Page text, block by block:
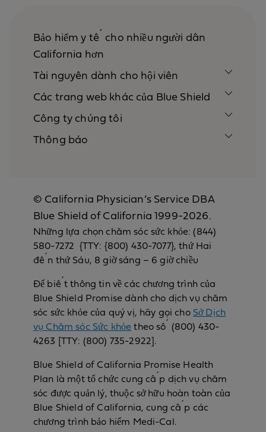
Bảo hiểm y tế cho nhiều người dân
California hơn
Tài nguyên dành cho hội viên
Các trang web khác của Blue Shield
Công ty chúng tôi
Thông báo
© California Physician’s Service DBA
Blue Shield of California 1999-2026.
Những lựa chọn chăm sóc sức khỏe: (844)
580-7272 {TTY: {800) 430-7077}, thứ Hai
đến thứ Sáu, 8 giờ sáng – 6 giờ chiều
Để biết thông tin về các chương trình của
Blue Shield Promise dành cho dịch vụ chăm
sóc sức khỏe của quý vị, hãy gọi cho Sở Dịch
vụ Chăm sóc Sức khỏe theo số (800) 430-
4263 [TTY: (800) 735-2922].
Blue Shield of California Promise Health
Plan là một tổ chức cung cấp dịch vụ chăm
sóc được quản lý, thuộc sở hữu hoàn toàn của
Blue Shield of California, cung cấp các
chương trình bảo hiểm Medi-Cal.